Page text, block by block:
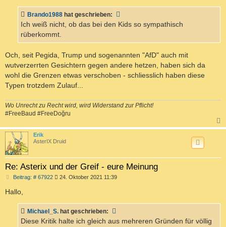
r
a
Brando1988 hat geschrieben:
Ich weiß nicht, ob das bei den Kids so sympathisch
rüberkommt.
Och, seit Pegida, Trump und sogenannten "AfD" auch mit
wutverzerrten Gesichtern gegen andere hetzen, haben sich da
wohl die Grenzen etwas verschoben - schliesslich haben diese
Typen trotzdem Zulauf...
Wo Unrecht zu Recht wird, wird Widerstand zur Pflicht!
#FreeBaud #FreeDoğru
a
Erik
AsterIX Druid
Re: Asterix und der Greif - eure Meinung
Beitrag: # 67922B
r
a
g
24. Oktober 2021 11:39
Hallo,
Michael_S. hat geschrieben:
Diese Kritik halte ich gleich aus mehreren Gründen für völlig